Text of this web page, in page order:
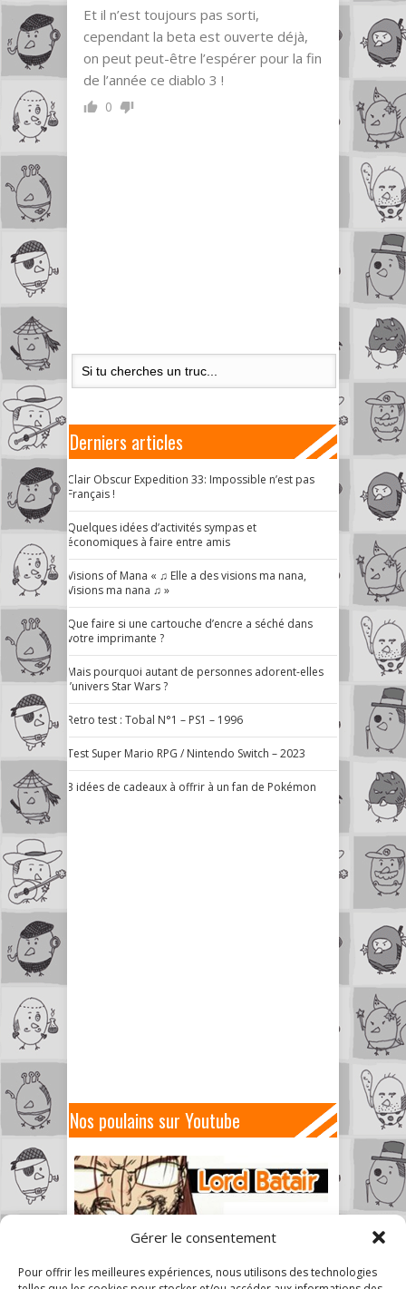
Gérer le consentement
Pour offrir les meilleures expériences, nous utilisons des technologies
Et il n’est toujours pas sorti,
cependant la beta est ouverte déjà,
on peut peut-être l’espérer pour la fin
de l’année ce diablo 3 !
0
Derniers articles
Clair Obscur Expedition 33: Impossible n’est pas
Français !
Quelques idées d’activités sympas et
économiques à faire entre amis
Visions of Mana « ♫ Elle a des visions ma nana,
Visions ma nana ♫ »
Que faire si une cartouche d’encre a séché dans
votre imprimante ?
Mais pourquoi autant de personnes adorent-elles
l’univers Star Wars ?
Retro test : Tobal N°1 – PS1 – 1996
Test Super Mario RPG / Nintendo Switch – 2023
3 idées de cadeaux à offrir à un fan de Pokémon
Nos poulains sur Youtube